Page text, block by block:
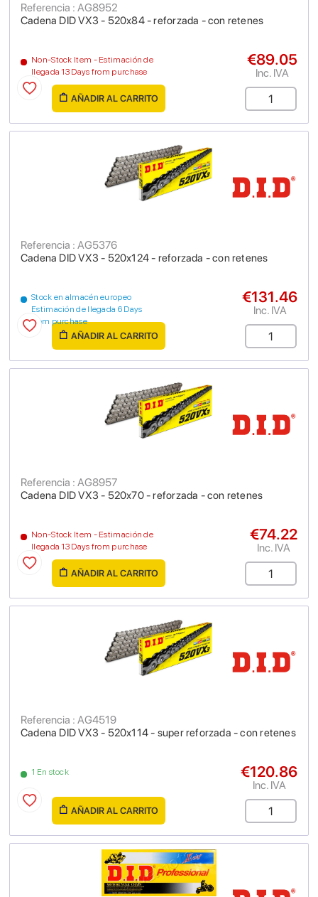
Cadena DID VX3 - 520x84 - reforzada - con retenes
Referencia : AG8952
Non-Stock Item - Estimación de
llegada 13 Days from purchase
€89.05
Inc. IVA
AÑADIR AL CARRITO
Cadena DID VX3 - 520x124 - reforzada - con retenes
Referencia : AG5376
Stock en almacén europeo
Estimación de llegada 6 Days
from purchase
€131.46
Inc. IVA
AÑADIR AL CARRITO
Cadena DID VX3 - 520x70 - reforzada - con retenes
Referencia : AG8957
Non-Stock Item - Estimación de
llegada 13 Days from purchase
€74.22
Inc. IVA
AÑADIR AL CARRITO
Cadena DID VX3 - 520x114 - super reforzada - con retenes
Referencia : AG4519
1 En stock €120.86
Inc. IVA
AÑADIR AL CARRITO